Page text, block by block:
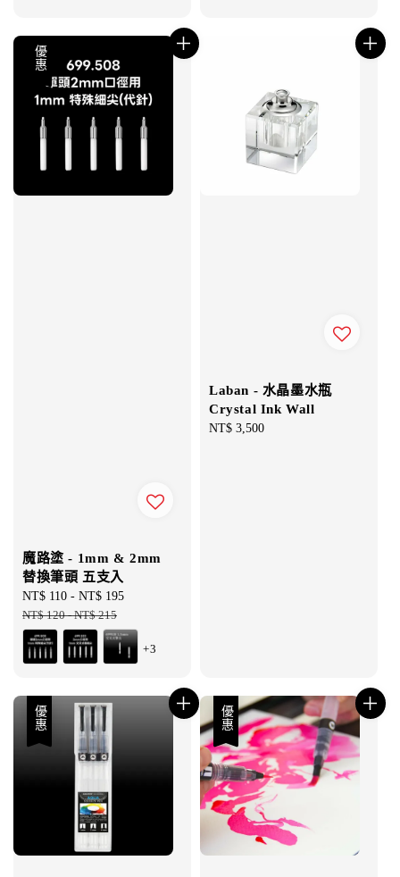
優惠
魔路塗 - 1mm & 2mm
替換筆頭 五支入
Sale
price
NT$ 110 - NT$ 195
NT$ 120-NT$ 215
+3
Laban - 水晶墨水瓶
Crystal Ink Wall
Regular
NT$ 3,500
優惠 優惠